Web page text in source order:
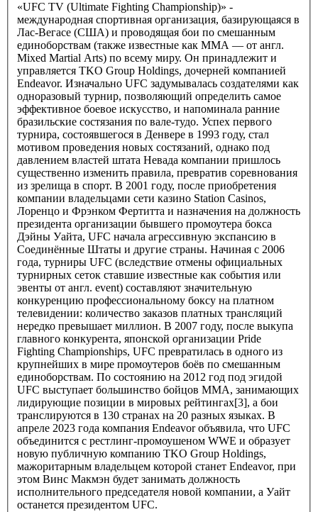
«UFC TV (Ultimate Fighting Championship)» -
международная спортивная организация, базирующаяся в
Лас-Вегасе (США) и проводящая бои по смешанным
единоборствам (также известные как ММА — от англ.
Mixed Martial Arts) по всему миру. Он принадлежит и
управляется TKO Group Holdings, дочерней компанией
Endeavor. Изначально UFC задумывалась создателями как
одноразовый турнир, позволяющий определить самое
эффективное боевое искусство, и напоминала ранние
бразильские состязания по вале-тудо. Успех первого
турнира, состоявшегося в Денвере в 1993 году, стал
мотивом проведения новых состязаний, однако под
давлением властей штата Невада компании пришлось
существенно изменить правила, превратив соревнования
из зрелища в спорт. В 2001 году, после приобретения
компании владельцами сети казино Station Casinos,
Лоренцо и Фрэнком Фертитта и назначения на должность
президента организации бывшего промоутера бокса
Дэйны Уайта, UFC начала агрессивную экспансию в
Соединённые Штаты и другие страны. Начиная с 2006
года, турниры UFC (вследствие отмены официальных
турнирных сеток ставшие известные как события или
эвенты от англ. event) составляют значительную
конкуренцию профессиональному боксу на платном
телевидении: количество заказов платных трансляций
нередко превышает миллион. В 2007 году, после выкупа
главного конкурента, японской организации Pride
Fighting Championships, UFC превратилась в одного из
крупнейших в мире промоутеров боёв по смешанным
единоборствам. По состоянию на 2012 год под эгидой
UFC выступает большинство бойцов ММА, занимающих
лидирующие позиции в мировых рейтингах[3], а бои
транслируются в 130 странах на 20 разных языках. В
апреле 2023 года компания Endeavor объявила, что UFC
объединится с рестлинг-промоушеном WWE и образует
новую публичную компанию TKO Group Holdings,
мажоритарным владельцем которой станет Endeavor, при
этом Винс Макмэн будет занимать должность
исполнительного председателя новой компании, а Уайт
останется президентом UFC.